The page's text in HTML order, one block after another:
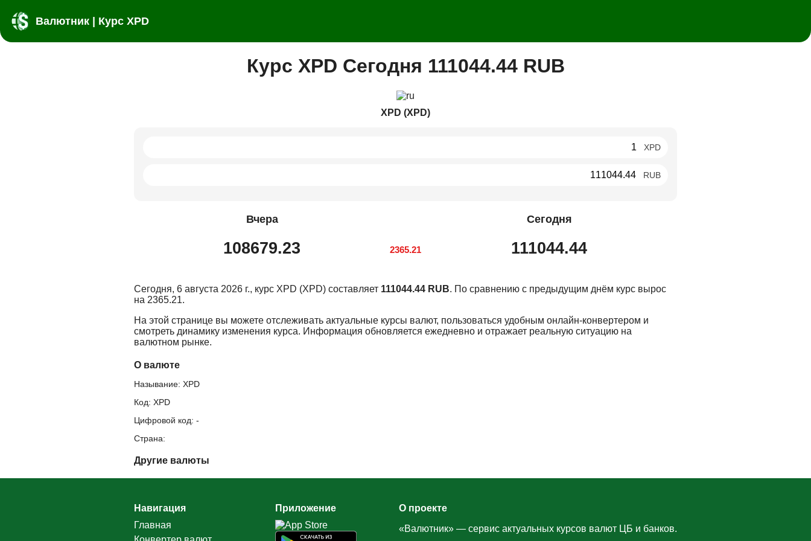
Валютник | Курс XPD
Курс XPD Сегодня 111044.44 RUB
XPD (XPD)
XPD
RUB
Вчера
108679.23 2365.21
Сегодня
111044.44
Сегодня, 6 августа 2026 г., курс XPD (XPD) составляет 111044.44 RUB. По сравнению с предыдущим днём курс вырос
на 2365.21.
На этой странице вы можете отслеживать актуальные курсы валют, пользоваться удобным онлайн-конвертером и
смотреть динамику изменения курса. Информация обновляется ежедневно и отражает реальную ситуацию на
валютном рынке.
О валюте
Называние: XPD
Код: XPD
Цифровой код: -
Страна:
Другие валюты
Навигация
Главная
Приложение
О проекте
«Валютник» — сервис актуальных курсов валют ЦБ и банков.